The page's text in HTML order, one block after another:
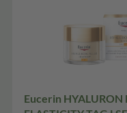
Eucerin HYALURON